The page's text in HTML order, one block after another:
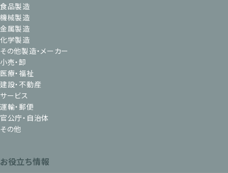
食品製造
機械製造
金属製造
化学製造
その他製造・メーカー
小売・卸
医療・福祉
建設・不動産
サービス
運輸・郵便
官公庁・自治体
その他
お役立ち情報